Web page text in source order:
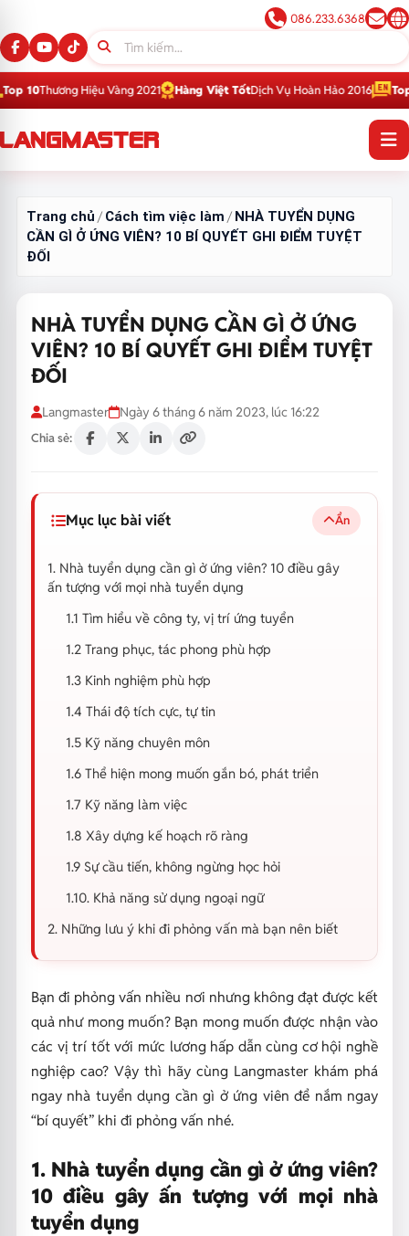
086.233.6368
Vàng 2021 Hàng Việt TốtDịch Vụ Hoàn Hảo 2016 Top 1Thương Hiệu
Trang chủ /Cách tìm việc làm /NHÀ TUYỂN DỤNG
CẦN GÌ Ở ỨNG VIÊN? 10 BÍ QUYẾT GHI ĐIỂM TUYỆT
ĐỐI
NHÀ TUYỂN DỤNG CẦN GÌ Ở ỨNG
VIÊN? 10 BÍ QUYẾT GHI ĐIỂM TUYỆT
ĐỐI
Langmaster Ngày 6 tháng 6 năm 2023, lúc 16:22
Chia sẻ:
Mục lục bài viết Ẩn
1. Nhà tuyển dụng cần gì ở ứng viên? 10 điều gây
ấn tượng với mọi nhà tuyển dụng
1.1 Tìm hiểu về công ty, vị trí ứng tuyển
1.2 Trang phục, tác phong phù hợp
1.3 Kinh nghiệm phù hợp
1.4 Thái độ tích cực, tự tin
1.5 Kỹ năng chuyên môn
1.6 Thể hiện mong muốn gắn bó, phát triển
1.7 Kỹ năng làm việc
1.8 Xây dựng kế hoạch rõ ràng
1.9 Sự cầu tiến, không ngừng học hỏi
1.10. Khả năng sử dụng ngoại ngữ
2. Những lưu ý khi đi phỏng vấn mà bạn nên biết
Bạn đi phỏng vấn nhiều nơi nhưng không đạt được kết
quả như mong muốn? Bạn mong muốn được nhận vào
các vị trí tốt với mức lương hấp dẫn cùng cơ hội nghề
nghiệp cao? Vậy thì hãy cùng Langmaster khám phá
ngay nhà tuyển dụng cần gì ở ứng viên để nắm ngay
“bí quyết” khi đi phỏng vấn nhé.
1. Nhà tuyển dụng cần gì ở ứng viên?
10 điều gây ấn tượng với mọi nhà
tuyển dụng